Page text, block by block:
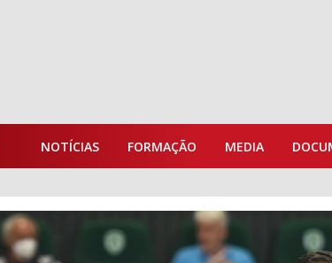
NOTÍCIAS FORMAÇÃO MEDIA